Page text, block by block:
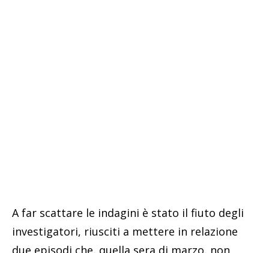
A far scattare le indagini è stato il fiuto degli
investigatori, riusciti a mettere in relazione